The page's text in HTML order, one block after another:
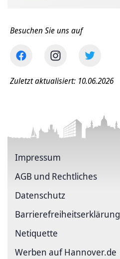
Besuchen Sie uns auf
Zuletzt aktualisiert: 10.06.2026
Impressum
AGB und Rechtliches
Datenschutz
Barriere­freiheits­erklärung
Netiquette
Werben auf Hannover.de